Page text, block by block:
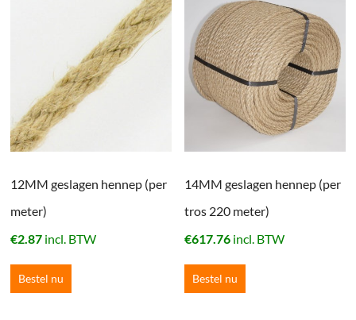
12MM geslagen hennep (per
meter)
€2.87 incl. BTW
Bestel nu
14MM geslagen hennep (per
tros 220 meter)
€617.76 incl. BTW
Bestel nu